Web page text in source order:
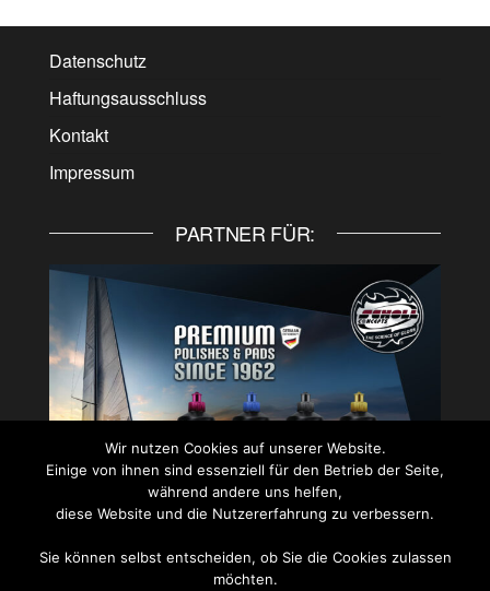
Datenschutz
Haftungsausschluss
Kontakt
Impressum
PARTNER FÜR:
PARTNER FÜR:
Wir nutzen Cookies auf unserer Website.
Einige von ihnen sind essenziell für den Betrieb der Seite,
während andere uns helfen,
diese Website und die Nutzererfahrung zu verbessern.
Sie können selbst entscheiden, ob Sie die Cookies zulassen
möchten.